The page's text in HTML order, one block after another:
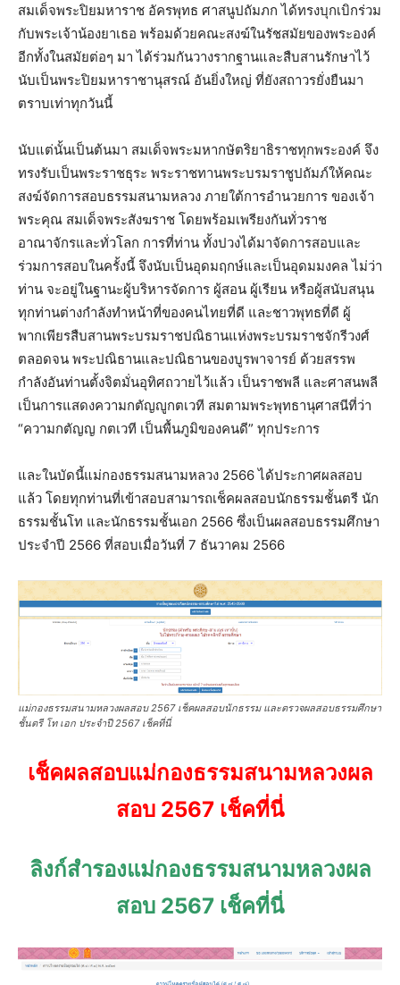
สมเด็จพระปิยมหาราช อัครพุทธ ศาสนูปถัมภก ได้ทรงบุกเบิกร่วม
กับพระเจ้าน้องยาเธอ พร้อมด้วยคณะสงฆ์ในรัชสมัยของพระองค์
อีกทั้งในสมัยต่อๆ มา ได้ร่วมกันวางรากฐานและสืบสานรักษาไว้
นับเป็นพระปิยมหาราชานุสรณ์ อันยิ่งใหญ่ ที่ยังสถาวรยั่งยืนมา
ตราบเท่าทุกวันนี้
นับแต่นั้นเป็นต้นมา สมเด็จพระมหากษัตริยาธิราชทุกพระองค์ จึง
ทรงรับเป็นพระราชธุระ พระราชทานพระบรมราชูปถัมภ์ให้คณะ
สงฆ์จัดการสอบธรรมสนามหลวง ภายใต้การอำนวยการ ของเจ้า
พระคุณ สมเด็จพระสังฆราช โดยพร้อมเพรียงกันทั่วราช
อาณาจักรและทั่วโลก การที่ท่าน ทั้งปวงได้มาจัดการสอบและ
ร่วมการสอบในครั้งนี้ จึงนับเป็นอุดมฤกษ์และเป็นอุดมมงคล ไม่ว่า
ท่าน จะอยู่ในฐานะผู้บริหารจัดการ ผู้สอน ผู้เรียน หรือผู้สนับสนุน
ทุกท่านต่างกำลังทำหน้าที่ของคนไทยที่ดี และชาวพุทธที่ดี ผู้
พากเพียรสืบสานพระบรมราชปณิธานแห่งพระบรมราชจักรีวงศ์
ตลอดจน พระปณิธานและปณิธานของบูรพาจารย์ ด้วยสรรพ
กำลังอันท่านตั้งจิตมั่นอุทิศถวายไว้แล้ว เป็นราชพลี และศาสนพลี
เป็นการแสดงความกตัญญูกตเวที สมตามพระพุทธานุศาสนีที่ว่า
“ความกตัญญ กตเวที เป็นพื้นภูมิของคนดี” ทุกประการ
และในบัดนี้แม่กองธรรมสนามหลวง 2566 ได้ประกาศผลสอบ
แล้ว โดยทุกท่านที่เข้าสอบสามารถเช็คผลสอบนักธรรมชั้นตรี นัก
ธรรมชั้นโท และนักธรรมชั้นเอก 2566 ซึ่งเป็นผลสอบธรรมศึกษา
ประจำปี 2566 ที่สอบเมื่อวันที่ 7 ธันวาคม 2566
แม่กองธรรมสนามหลวงผลสอบ 2567 เช็คผลสอบนักธรรม และตรวจผลสอบธรรมศึกษา
ชั้นตรี โท เอก ประจำปี 2567 เช็คที่นี่
เช็คผลสอบแม่กองธรรมสนามหลวงผล
สอบ 2567 เช็คที่นี่
ลิงก์สำรองแม่กองธรรมสนามหลวงผล
สอบ 2567 เช็คที่นี่